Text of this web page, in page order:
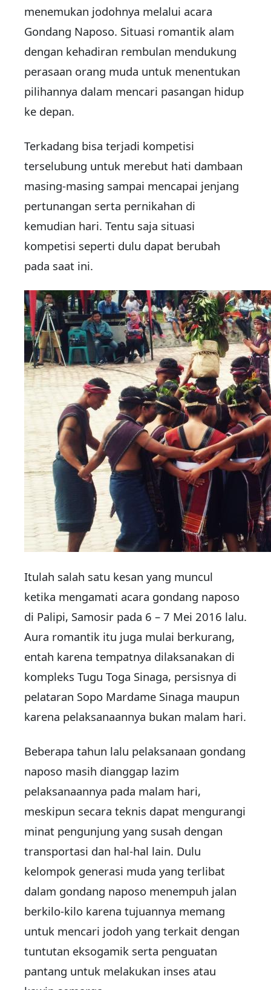
menemukan jodohnya melalui acara
Gondang Naposo. Situasi romantik alam
dengan kehadiran rembulan mendukung
perasaan orang muda untuk menentukan
pilihannya dalam mencari pasangan hidup
ke depan.
Terkadang bisa terjadi kompetisi
terselubung untuk merebut hati dambaan
masing-masing sampai mencapai jenjang
pertunangan serta pernikahan di
kemudian hari. Tentu saja situasi
kompetisi seperti dulu dapat berubah
pada saat ini.
Itulah salah satu kesan yang muncul
ketika mengamati acara gondang naposo
di Palipi, Samosir pada 6 – 7 Mei 2016 lalu.
Aura romantik itu juga mulai berkurang,
entah karena tempatnya dilaksanakan di
kompleks Tugu Toga Sinaga, persisnya di
pelataran Sopo Mardame Sinaga maupun
karena pelaksanaannya bukan malam hari.
Beberapa tahun lalu pelaksanaan gondang
naposo masih dianggap lazim
pelaksanaannya pada malam hari,
meskipun secara teknis dapat mengurangi
minat pengunjung yang susah dengan
transportasi dan hal-hal lain. Dulu
kelompok generasi muda yang terlibat
dalam gondang naposo menempuh jalan
berkilo-kilo karena tujuannya memang
untuk mencari jodoh yang terkait dengan
tuntutan eksogamik serta penguatan
pantang untuk melakukan inses atau